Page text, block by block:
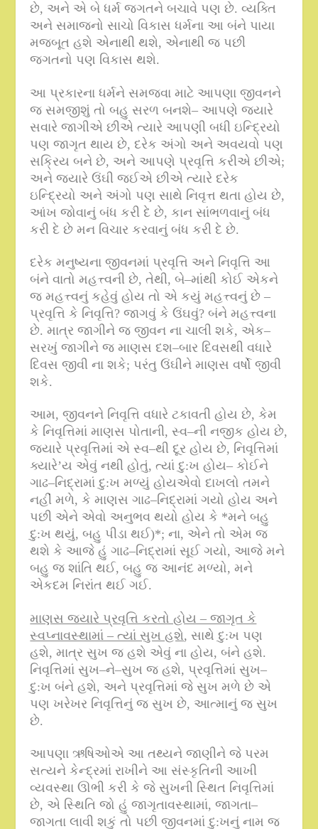
છે, અને એ બે ધર્મ જગતને બચાવે પણ છે.વ્યક્તિ
અને સમાજનો સાચો વિકાસ ધર્મના આ બંને પાયા
મજબૂત હશે એનાથી થશે, એનાથી જ પછી
જગતનો પણ વિકાસ થશે.
આ પ્રકારના ધર્મને સમજવા માટે આપણા જીવનને
જ સમજીશું તો બહુ સરળ બનશે– આપણે જ્યારે
સવારે જાગીએ છીએ ત્યારે આપણી બધી ઇન્દ્રિયો
પણ જાગૃત થાય છે,દરેક અંગો અને અવયવો પણ
સક્રિય બને છે, અને આપણે પ્રવૃત્તિ કરીએ છીએ;
અને જ્યારે ઉંઘી જઈએ છીએ ત્યારે દરેક
ઇન્દ્રિયો અને અંગો પણ સાથે નિવૃત્ત થતા હોય છે,
આંખ જોવાનું બંધ કરી દે છે,કાન સાંભળવાનું બંધ
કરી દે છે મન વિચાર કરવાનું બંધ કરી દે છે.
દરેક મનુષ્યના જીવનમાં પ્રવૃત્તિ અને નિવૃત્તિ આ
બંને વાતો મહત્ત્વની છે,તેથી,બે–માંથી કોઈ એકને
જ મહત્ત્વનું કહેવું હોય તો એ કયું મહત્ત્વનું છે –
પ્રવૃત્તિ કે નિવૃત્તિ?જાગવું કે ઉંઘવું?બંને મહત્ત્વના
છે.માત્ર જાગીને જ જીવન ના ચાલી શકે, એક–
સરખું જાગીને જ માણસ દશ–બાર દિવસથી વધારે
દિવસ જીવી ના શકે; પરંતુ ઉંઘીને માણસ વર્ષો જીવી
શકે.
આમ,જીવનને નિવૃત્તિ વધારે ટકાવતી હોય છે,કેમ
કે નિવૃત્તિમાં માણસ પોતાની,સ્વ–ની નજીક હોય છે,
જ્યારે પ્રવૃત્તિમાં એ સ્વ–થી દૂર હોય છે, નિવૃત્તિમાં
ક્યારે’ય એવું નથી હોતું,ત્યાં દુ:ખ હોય–કોઈને
ગાઢ–નિદ્રામાં દુ:ખ મળ્યું હોયએવો દાખલો તમને
નહીં મળે,કે માણસ ગાઢ–નિદ્રામાં ગયો હોય અને
પછી એને એવો અનુભવ થયો હોય કે *મને બહુ
દુ:ખ થયું,બહુ પીડા થઈ)*;ના, એને તો એમ જ
થશે કે આજે હું ગાઢ–નિદ્રામાં સૂઈ ગયો, આજે મને
બહુ જ શાંતિ થઈ ,બહુ જ આનંદ મળ્યો,મને
એકદમ નિરાંત થઈ ગઈ .
માણસ જ્યારે પ્રવૃત્તિ કરતો હોય – જાગૃત કે
સ્વપ્નાવસ્થામાં – ત્યાં સુખ હશે,સાથે દુ:ખ પણ
હશે,માત્ર સુખ જ હશે એવું ના હોય,બંને હશે.
નિવૃત્તિમાં સુખ–ને–સુખ જ હશે, પ્રવૃત્તિમાં સુખ–
દુ:ખ બંને હશે, અને પ્રવૃત્તિમાં જે સુખ મળે છે એ
પણ ખરેખર નિવૃત્તિનું જ સુખ છે, આત્માનું જ સુખ
છે.
આપણા ઋષિઓએ આ તથ્યને જાણીને જે પરમ
સત્યને કેન્દ્રમાં રાખીને આ સંસ્કૃતિની આખી
વ્યવસ્થા ઊભી કરી કે જે સુખની સ્થિત નિવૃત્તિમાં
છે, એ સ્થિતિ જો હું જાગૃતાવસ્થામાં,જાગતા–
જાગતા લાવી શકું તો પછી જીવનમાં દુ:ખનું નામ જ